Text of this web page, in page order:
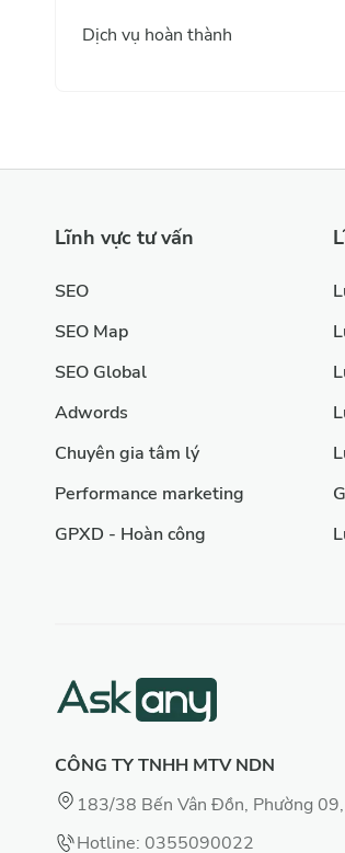
Dịch vụ hoàn thành
Lĩnh vực tư vấn
SEO
SEO Map
SEO Global
Adwords
Chuyên gia tâm lý
Performance marketing
GPXD - Hoàn công
CÔNG TY TNHH MTV NDN
183/38 Bến Vân Đồn, Phường
Hotline: 0355090022